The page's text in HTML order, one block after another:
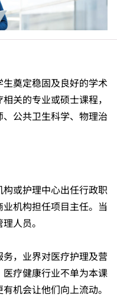
目（乙类科目）取得「达
「达标并表现优异
「第三级」／「第四
目（应用学习中文除
用学习科目的成绩。相
务、应用心理学、实用
动科学及体适能、食品
香港中学文凭考试科目
绩达第二级或以上，会
的科目要求。
奠定稳固及良好的学术
关的专业或硕士课程，
公共卫生科学、物理治
或护理中心出任行政职
机构担任项目主任。当
人员。
，业界对医疗护理及营
疗健康行业不单为本课
机会让他们向上流动。